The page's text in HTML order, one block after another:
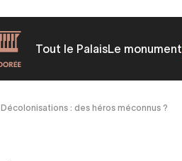
Tout le PalaisLe monument
Décolonisations : des héros méconnus ?